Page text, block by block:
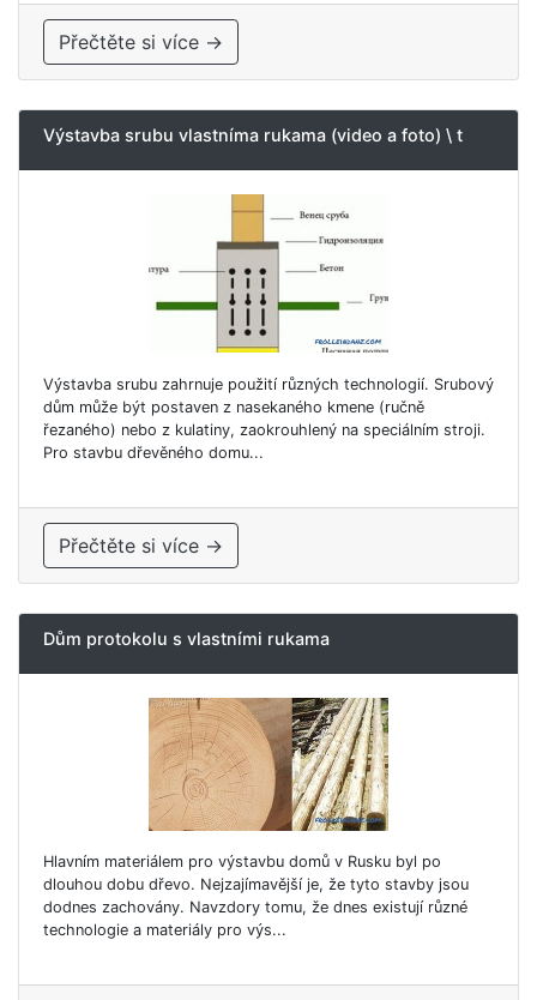
Přečtěte si více →
Výstavba srubu vlastníma rukama (video a foto) \ t
Výstavba srubu zahrnuje použití různých technologií. Srubový
dům může být postaven z nasekaného kmene (ručně
řezaného) nebo z kulatiny, zaokrouhlený na speciálním stroji.
Pro stavbu dřevěného domu...
Přečtěte si více →
Dům protokolu s vlastními rukama
Hlavním materiálem pro výstavbu domů v Rusku byl po
dlouhou dobu dřevo. Nejzajímavější je, že tyto stavby jsou
dodnes zachovány. Navzdory tomu, že dnes existují různé
technologie a materiály pro výs...